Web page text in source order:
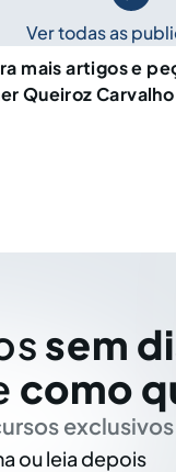
Ver todas as
mais artigos e
Queiroz Carvalho
sem
como
exclusivos
ou leia depois